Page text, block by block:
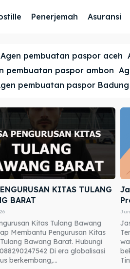
Penerjemah Asuransi
Agen pembuatan paspor aceh
pembuatan paspor ambon
pembuatan paspor Badung
KITAS TULANG
BARAT
Kitas Tulang Bawang
Membantu Pengurusan Kitas
Bawang Barat. Hubungi
Di era globalisasi
berkembang,...